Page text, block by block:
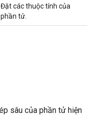
Đặt các thuộc tính của
phần tử.
sâu của phần tử hiện